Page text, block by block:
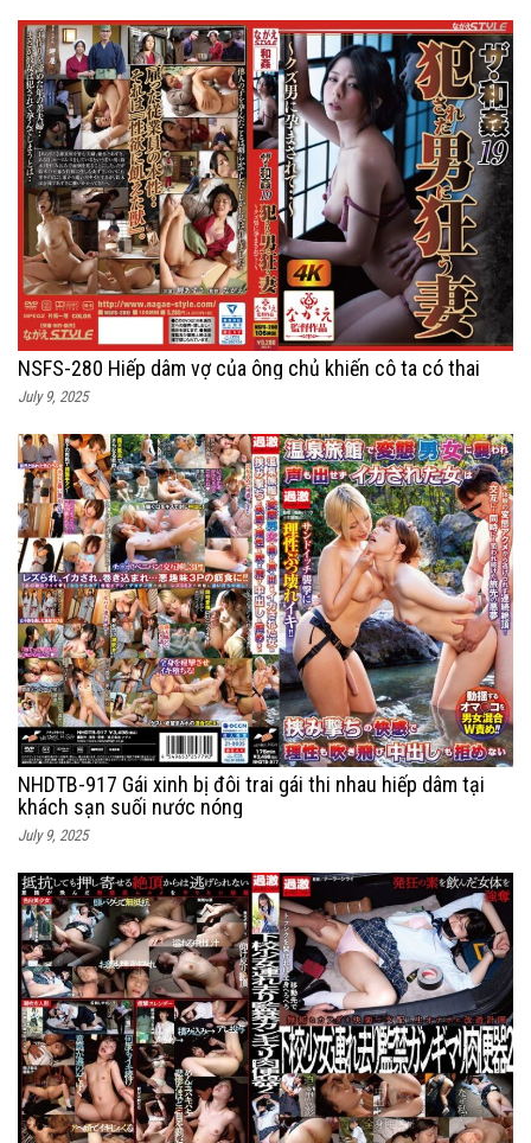
NSFS-280 Hiếp dâm vợ của ông chủ khiến cô ta có thai
July 9, 2025
NHDTB-917 Gái xinh bị đôi trai gái thi nhau hiếp dâm tại
khách sạn suối nước nóng
July 9, 2025